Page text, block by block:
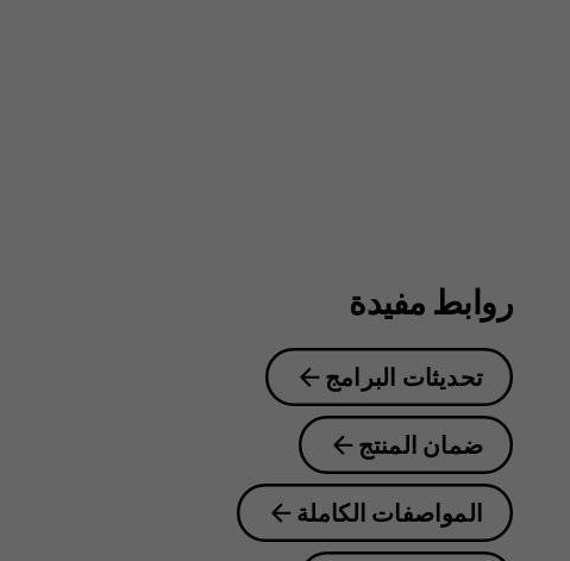
روابط مفيدة
تحديثات البرامج
ضمان المنتج
المواصفات الكاملة